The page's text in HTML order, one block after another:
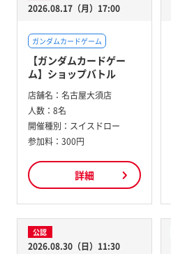
2026.08.17（月）17:00
ガンダムカードゲーム
【ガンダムカードゲー
ム】ショップバトル
店舗名： 名古屋大須店
人数： 8名
開催種別： スイスドロー
参加料： 300円
詳細
公認
2026.08.30（日）11:30